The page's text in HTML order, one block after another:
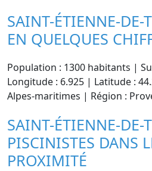
SAINT-ÉTIENNE-DE-
EN QUELQUES
Population : 1300 habitants |
Longitude : 6.925 | Latitude :
Alpes-maritimes | Région :
SAINT-ÉTIENNE-DE-
PISCINISTES DANS
PROXIMITÉ